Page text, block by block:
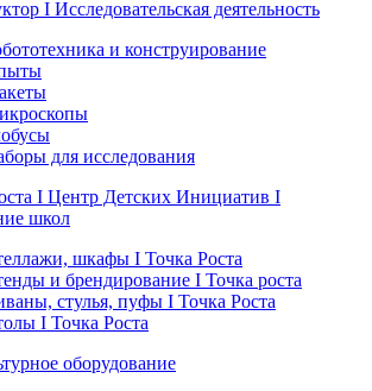
I Исследовательская деятельность
и конструирование
для исследования
I Центр Детских Инициатив I
школ
шкафы I Точка Роста
и брендирование I Точка роста
стулья, пуфы I Точка Роста
I Точка Роста
оборудование